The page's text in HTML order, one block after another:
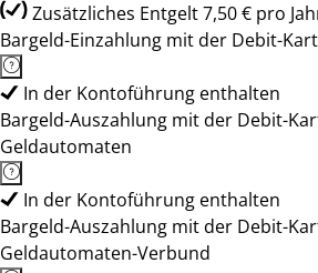
Zusätzliches Entgelt 7,50 € pro
Bargeld-Einzahlung mit der Debit-
In der Kontoführung enthalten
Bargeld-Auszahlung mit der Debit-
Geldautomaten
In der Kontoführung enthalten
Bargeld-Auszahlung mit der Debit-
Geldautomaten-Verbund